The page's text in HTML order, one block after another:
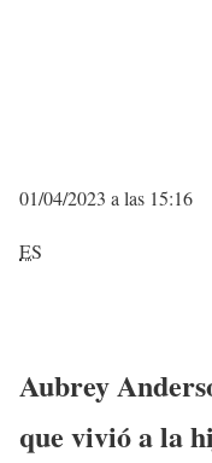
01/04/2023 a las 15:16
ES
Aubrey
que vivió a la